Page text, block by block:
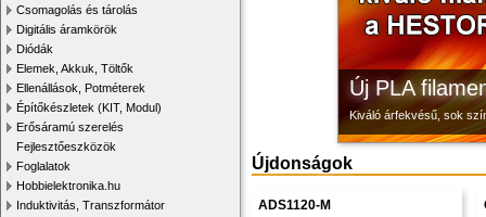
Csomagolás és tárolás
Digitális áramkörök
Diódák
Elemek, Akkuk, Töltők
Ellenállások, Potméterek
Építőkészletek (KIT, Modul)
Erősáramú szerelés
Fejlesztőeszközök
Foglalatok
Hobbielektronika.hu
Induktivitás, Transzformátor
Új PLA
Kiváló árfekvésű, sok
Újdonságok
ADS1120-M